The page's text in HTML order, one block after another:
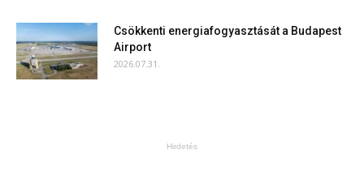
Csökkenti energiafogyasztását a Budapest
Airport
2026.07.31.
Hirdetés